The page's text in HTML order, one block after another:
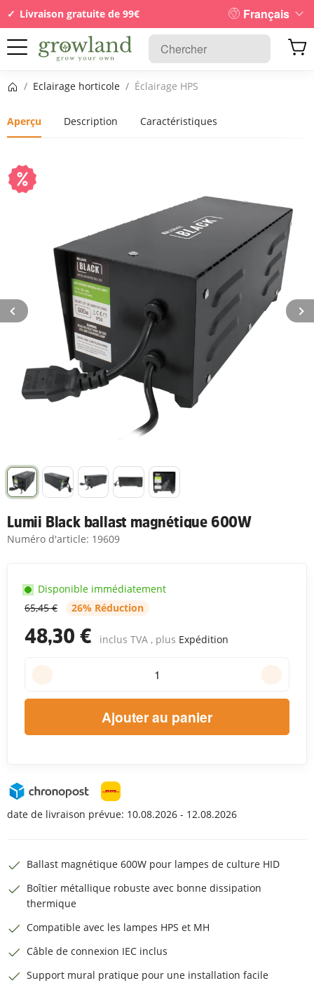
Livraison gratuite de 99€ Français
Page d’accueil
/ Eclairage horticole / Éclairage HPS
Aperçu Description Caractéristiques
Lumii Black ballast magnétique 600W
Numéro d'article: 19609
65,45 € 26% Réduction
48,30 € inclus TVA , plus Expédition
Disponible immédiatement
Ajouter au panier
date de livraison prévue: 10.08.2026 - 12.08.2026
Ballast magnétique 600W pour lampes de culture HID
Boîtier métallique robuste avec bonne dissipation
thermique
Compatible avec les lampes HPS et MH
Câble de connexion IEC inclus
Support mural pratique pour une installation facile